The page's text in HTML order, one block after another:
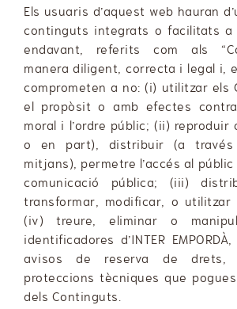
Els usuaris d’aquest web hauran
continguts integrats o facilitats a
endavant, referits com als
manera diligent, correcta i legal i,
comprometen a no: (i) utilitzar els
el propòsit o amb efectes
moral i l’ordre públic; (ii)
o en part), distribuir (a través
mitjans), permetre l’accés al
comunicació pública; (iii)
transformar, modificar, o utilitzar
(iv) treure, eliminar o
identificadores d’INTER
avisos de reserva de
proteccions tècniques que
dels Continguts.